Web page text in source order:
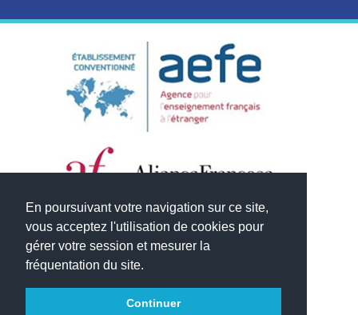
En poursuivant votre navigation sur ce site,
vous acceptez l'utilisation de cookies pour
gérer votre session et mesurer la
fréquentation du site.
Continuer